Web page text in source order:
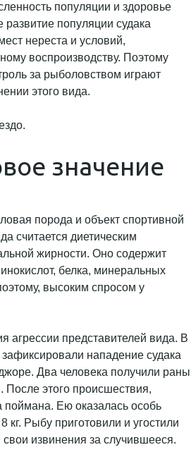
популяции и здоровье
развитие популяции судака
нереста и условий,
воспроизводству. Поэтому
за рыболовством играют
этого вида.
значение
порода и объект спортивной
считается диетическим
жирности. Оно содержит
белка, минеральных
высоким спросом у
агрессии представителей вида. В
нападение судака
Два человека получили раны
После этого происшествия,
Ею оказалась особь
кг. Рыбу приготовили и угостили
извинения за случившееся.